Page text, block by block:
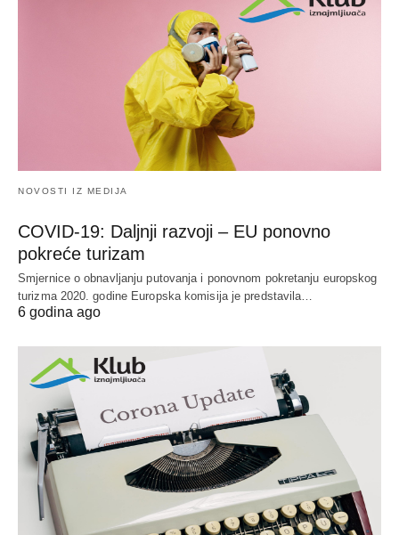
NOVOSTI IZ MEDIJA
COVID-19: Daljnji razvoji – EU ponovno
pokreće turizam
Smjernice o obnavljanju putovanja i ponovnom pokretanju europskog
turizma 2020. godine Europska komisija je predstavila…
6 godina ago